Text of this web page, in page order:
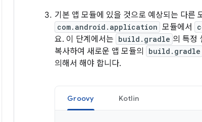
기본 앱 모듈에 있을 것으로 예상되는 다른
com.android.application 모듈에서
요. 이 단계에서는 build.gradle 의 특정
복사하여 새로운 앱 모듈의
build.gradle
의해서 해야 합니다.
Groovy Kotlin